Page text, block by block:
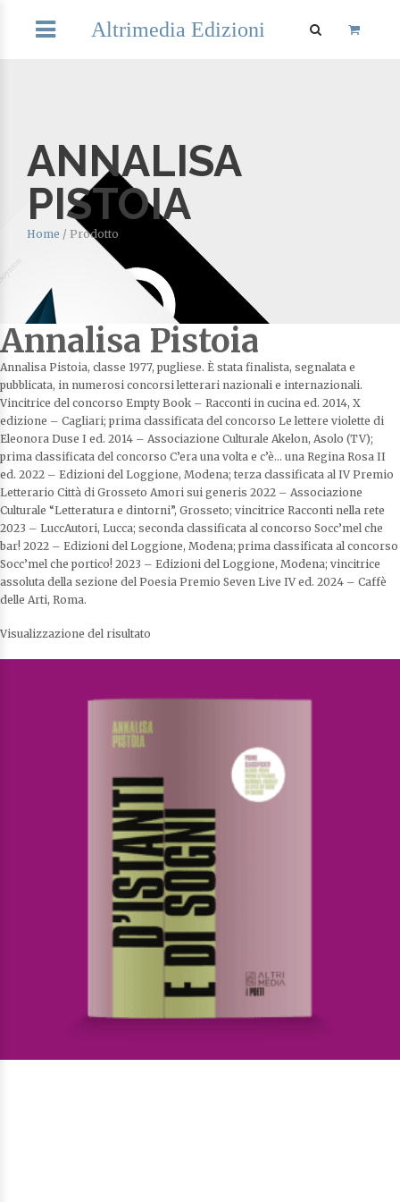
Altrimedia Edizioni
ANNALISA
PISTOIA
Home / Prodotto
Annalisa Pistoia
Annalisa Pistoia, classe 1977, pugliese. È stata finalista, segnalata e
pubblicata, in numerosi concorsi letterari nazionali e internazionali.
Vincitrice del concorso Empty Book – Racconti in cucina ed. 2014, X
edizione – Cagliari; prima classificata del concorso Le lettere violette di
Eleonora Duse I ed. 2014 – Associazione Culturale Akelon, Asolo (TV);
prima classificata del concorso C’era una volta e c’è… una Regina Rosa II
ed. 2022 – Edizioni del Loggione, Modena; terza classificata al IV Premio
Letterario Città di Grosseto Amori sui generis 2022 – Associazione
Culturale “Letteratura e dintorni”, Grosseto; vincitrice Racconti nella rete
2023 – LuccAutori, Lucca; seconda classificata al concorso Socc’mel che
bar! 2022 – Edizioni del Loggione, Modena; prima classificata al concorso
Socc’mel che portico! 2023 – Edizioni del Loggione, Modena; vincitrice
assoluta della sezione del Poesia Premio Seven Live IV ed. 2024 – Caffè
delle Arti, Roma.
Visualizzazione del risultato